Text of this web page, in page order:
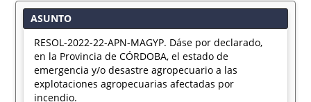
ASUNTO
RESOL-2022-22-APN-MAGYP. Dáse por declarado,
en la Provincia de CÓRDOBA, el estado de
emergencia y/o desastre agropecuario a las
explotaciones agropecuarias afectadas por
incendio.